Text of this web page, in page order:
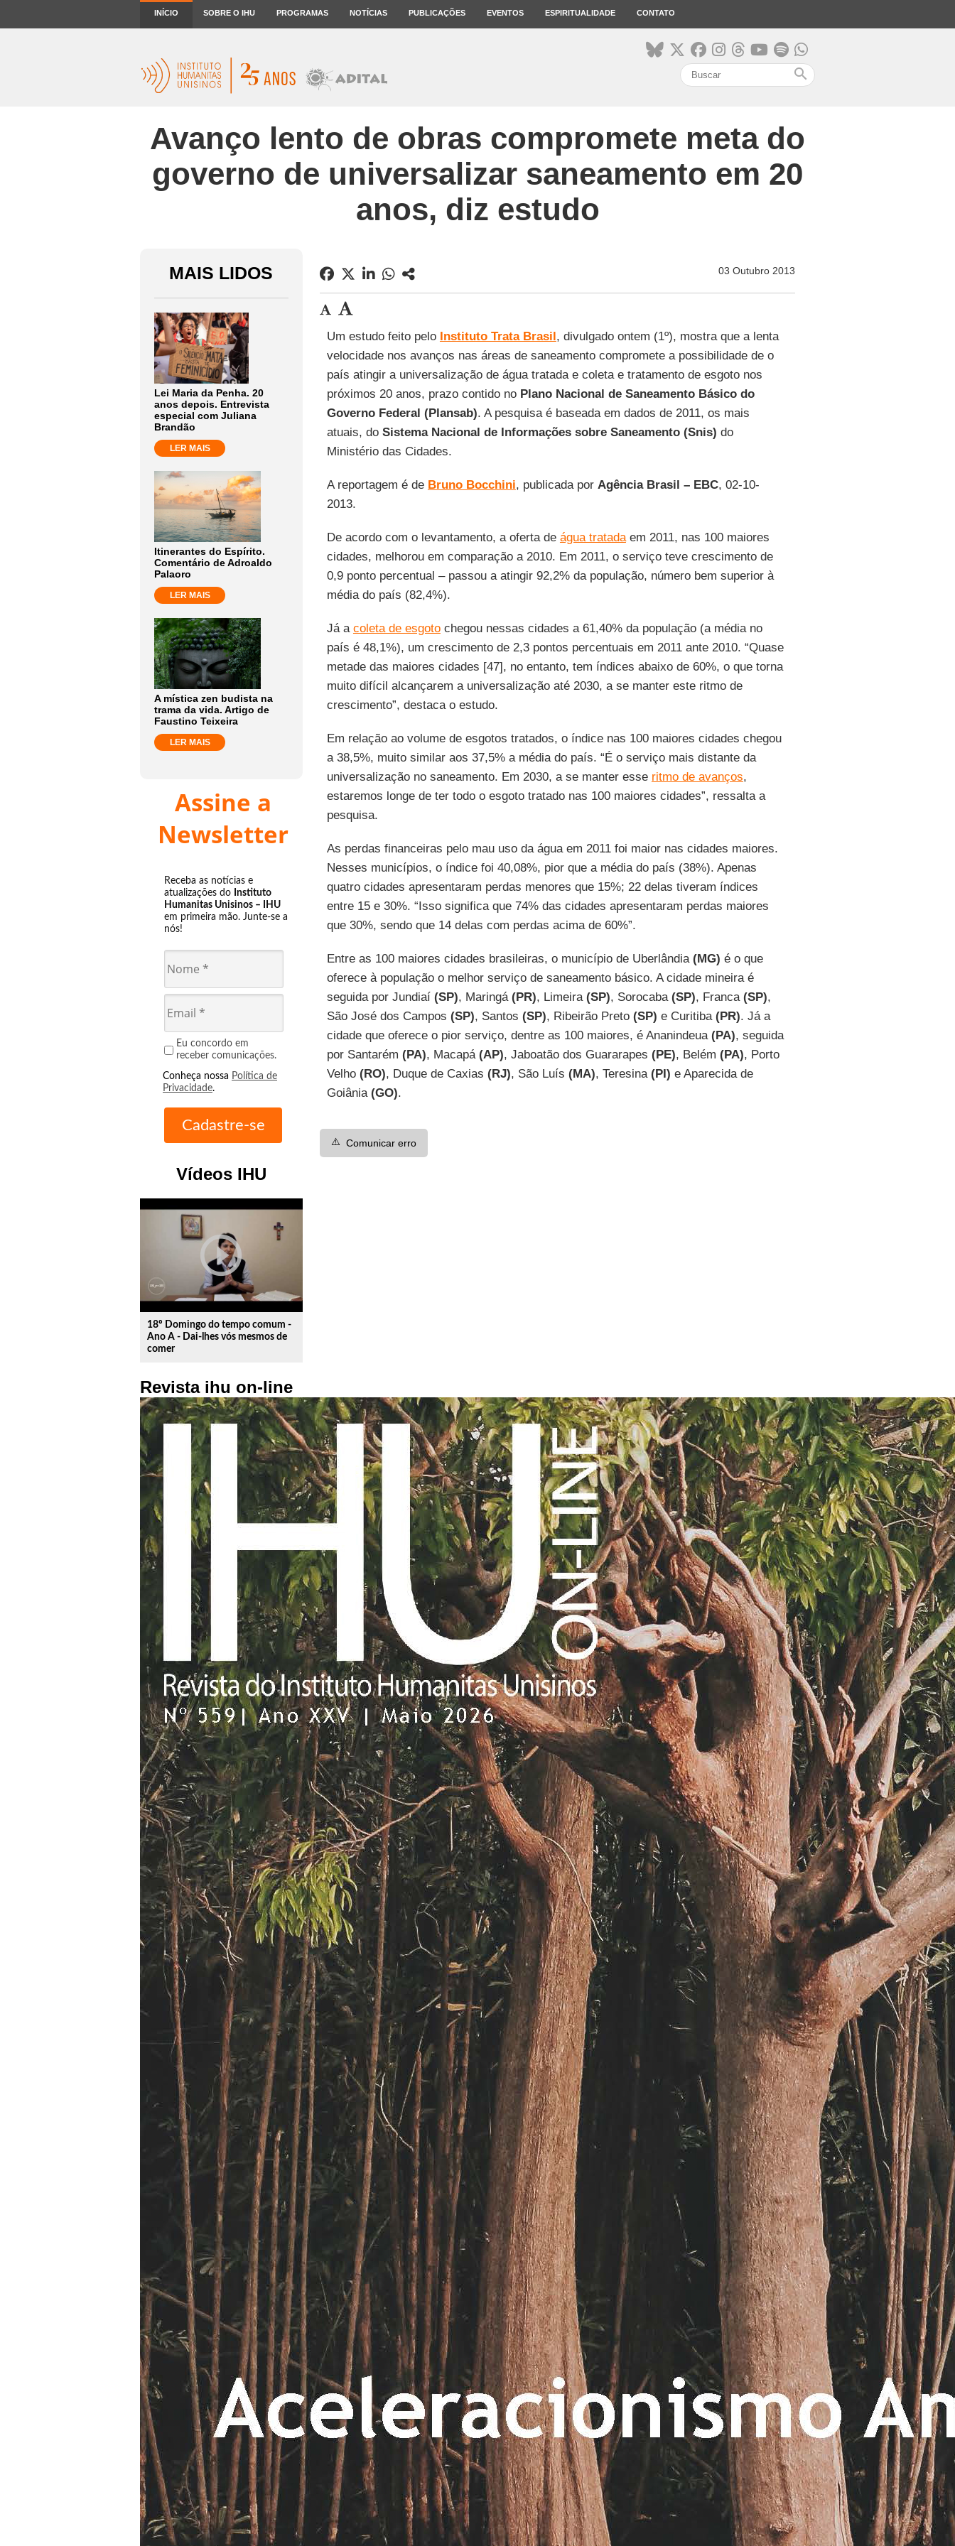
INÍCIO SOBRE O IHU PROGRAMAS NOTÍCIAS PUBLICAÇÕES EVENTOS ESPIRITUALIDADE CONTATO
search
Avanço lento de obras compromete meta do
governo de universalizar saneamento em 20
anos, diz estudo
MAIS LIDOS
Lei Maria da Penha. 20
anos depois. Entrevista
especial com Juliana
Brandão
LER MAIS
Itinerantes do Espírito.
Comentário de Adroaldo
Palaoro
LER MAIS
A mística zen budista na
trama da vida. Artigo de
Faustino Teixeira
LER MAIS
Assine a
Newsletter
Receba as notícias e
atualizações do Instituto
Humanitas Unisinos – IHU
em primeira mão. Junte-se a
nós!
Eu concordo em
receber comunicações.
Conheça nossa Política de
Privacidade.
Vídeos IHU
play_circle_outline
18º Domingo do tempo comum -
Ano A - Dai-lhes vós mesmos de
comer
Revista ihu on-line
03 Outubro 2013
Um estudo feito pelo Instituto Trata Brasil, divulgado ontem (1º), mostra que a lenta
velocidade nos avanços nas áreas de saneamento compromete a possibilidade de o
país atingir a universalização de água tratada e coleta e tratamento de esgoto nos
próximos 20 anos, prazo contido no Plano Nacional de Saneamento Básico do
Governo Federal (Plansab). A pesquisa é baseada em dados de 2011, os mais
atuais, do Sistema Nacional de Informações sobre Saneamento (Snis) do
Ministério das Cidades.
A reportagem é de Bruno Bocchini, publicada por Agência Brasil – EBC, 02-10-
2013.
De acordo com o levantamento, a oferta de água tratadaem 2011, nas 100 maiores
cidades, melhorou em comparação a 2010. Em 2011, o serviço teve crescimento de
0,9 ponto percentual – passou a atingir 92,2% da população, número bem superior à
média do país (82,4%).
Já a coleta de esgotochegou nessas cidades a 61,40% da população (a média no
país é 48,1%), um crescimento de 2,3 pontos percentuais em 2011 ante 2010. “Quase
metade das maiores cidades [47], no entanto, tem índices abaixo de 60%, o que torna
muito difícil alcançarem a universalização até 2030, a se manter este ritmo de
crescimento”, destaca o estudo.
Em relação ao volume de esgotos tratados, o índice nas 100 maiores cidades chegou
a 38,5%, muito similar aos 37,5% a média do país. “É o serviço mais distante da
universalização no saneamento. Em 2030, a se manter esse ritmo de avanços,
estaremos longe de ter todo o esgoto tratado nas 100 maiores cidades”, ressalta a
pesquisa.
As perdas financeiras pelo mau uso da água em 2011 foi maior nas cidades maiores.
Nesses municípios, o índice foi 40,08%, pior que a média do país (38%). Apenas
quatro cidades apresentaram perdas menores que 15%; 22 delas tiveram índices
entre 15 e 30%. “Isso significa que 74% das cidades apresentaram perdas maiores
que 30%, sendo que 14 delas com perdas acima de 60%”.
Entre as 100 maiores cidades brasileiras, o município de Uberlândia(MG) é o que
oferece à população o melhor serviço de saneamento básico. A cidade mineira é
seguida por Jundiaí (SP), Maringá (PR), Limeira(SP), Sorocaba (SP), Franca (SP),
São José dos Campos (SP), Santos (SP), Ribeirão Preto (SP) e Curitiba (PR). Já a
cidade que oferece o pior serviço, dentre as 100 maiores, é Ananindeua (PA), seguida
por Santarém (PA), Macapá (AP), Jaboatão dos Guararapes (PE), Belém (PA), Porto
Velho (RO), Duque de Caxias (RJ), São Luís (MA), Teresina(PI) e Aparecida de
Goiânia (GO).
⚠️ Comunicar erro